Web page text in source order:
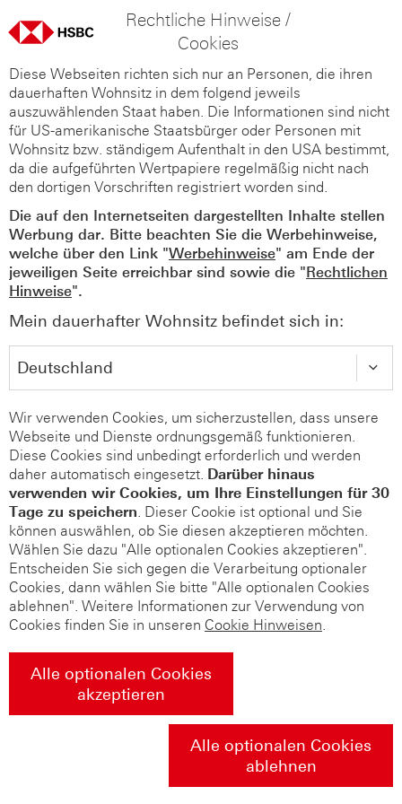
Rechtliche Hinweise /
Cookies
Diese Webseiten richten sich nur an Personen, die ihren
dauerhaften Wohnsitz in dem folgend jeweils
auszuwählenden Staat haben. Die Informationen sind nicht
für US-amerikanische Staatsbürger oder Personen mit
Wohnsitz bzw. ständigem Aufenthalt in den USA bestimmt,
da die aufgeführten Wertpapiere regelmäßig nicht nach
den dortigen Vorschriften registriert worden sind.
Die auf den Internetseiten dargestellten Inhalte stellen
Werbung dar. Bitte beachten Sie die Werbehinweise,
welche über den Link "Werbehinweise" am Ende der
jeweiligen Seite erreichbar sind sowie die "Rechtlichen
Hinweise".
Mein dauerhafter Wohnsitz befindet sich in:
Wir verwenden Cookies, um sicherzustellen, dass unsere
Webseite und Dienste ordnungsgemäß funktionieren.
Diese Cookies sind unbedingt erforderlich und werden
daher automatisch eingesetzt. Darüber hinaus
verwenden wir Cookies, um Ihre Einstellungen für 30
Tage zu speichern. Dieser Cookie ist optional und Sie
können auswählen, ob Sie diesen akzeptieren möchten.
Wählen Sie dazu "Alle optionalen Cookies akzeptieren".
Entscheiden Sie sich gegen die Verarbeitung optionaler
Cookies, dann wählen Sie bitte "Alle optionalen Cookies
ablehnen". Weitere Informationen zur Verwendung von
Cookies finden Sie in unseren Cookie Hinweisen.
Alle optionalen Cookies
akzeptieren
Alle optionalen Cookies
ablehnen